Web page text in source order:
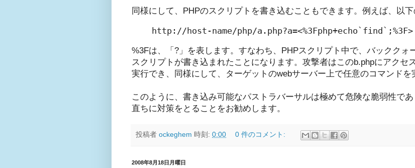
同様にして、PHPのスクリプトを書き込むこともできます。例えば、以下
http://host-name/php/a.php?a=<%3Fphp+echo`find`;%3F>
%3Fは、「?」を表します。すなわち、PHPスクリプト中で、バッククォ
スクリプトが書き込まれたことになります。攻撃者はこのb.phpにアクセ
実行でき、同様にして、ターゲットのwebサーバー上で任意のコマンドを
このように、書き込み可能なパストラバーサルは極めて危険な脆弱性で
直ちに対策をとることをお勧めします。
投稿者 ockeghem 時刻: 0:00 0 件のコメント:
2008年8月18日月曜日